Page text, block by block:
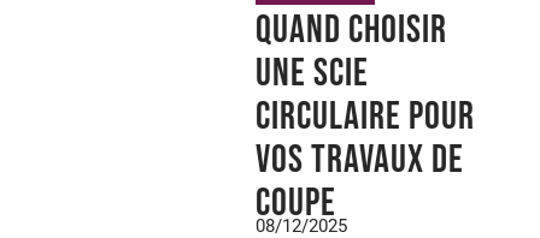
Quand choisir
une scie
circulaire pour
vos travaux de
coupe
08/12/2025